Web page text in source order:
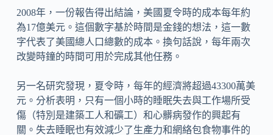
2008年，一份報告得出結論，美國夏令時的成本每年約
為17億美元。這個數字基於時間是金錢的想法，這一數
字代表了美國總人口總數的成本。換句話說，每年兩次
改變時鐘的時間可用於完成其他任務。
另一名研究發現，夏令時，每年的經濟將超過43300萬美
元。分析表明，只有一個小時的睡眠失去與工作場所受
傷（特別是建築工人和礦工）和心髒病發作的興起有
關。失去睡眠也有效減少了生產力和網絡包食物事件的